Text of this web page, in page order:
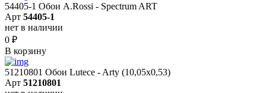
54405-1 Обои A.Rossi - Spectrum ART
Арт 54405-1
нет в наличии
0 ₽
В корзину
51210801 Обои Lutece - Arty (10,05x0,53)
Арт 51210801